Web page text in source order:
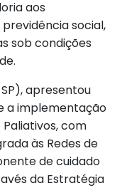
aos
social,
sob condições
apresentou
a implementação
com
às Redes de
de cuidado
da Estratégia